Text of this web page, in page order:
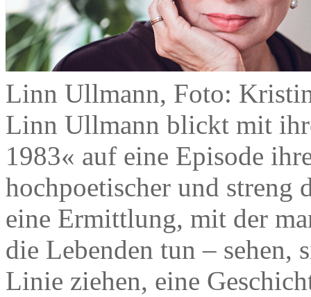
Linn Ullmann, Foto:
Linn Ullmann blickt mit
1983« auf eine Episode
hochpoetischer und streng
eine Ermittlung, mit der
die Lebenden tun – sehen,
Linie ziehen, eine